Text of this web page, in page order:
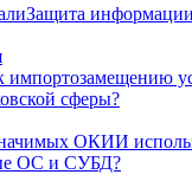
Защита информации
Предыдущая
статья:
импортозамещению
сферы?
ОКИИ
ОС и СУБД?